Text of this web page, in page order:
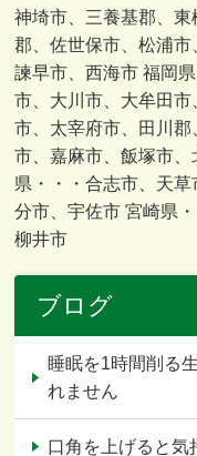
神埼市、三養基郡、
郡、佐世保市、松浦
諫早市、西海市 福岡
市、大川市、大牟田
市、太宰府市、田川
市、嘉麻市、飯塚市
県・・・合志市、天
分市、宇佐市 宮崎県
柳井市
ブログ
睡眠を1時間削る
れません
口角を上げると気